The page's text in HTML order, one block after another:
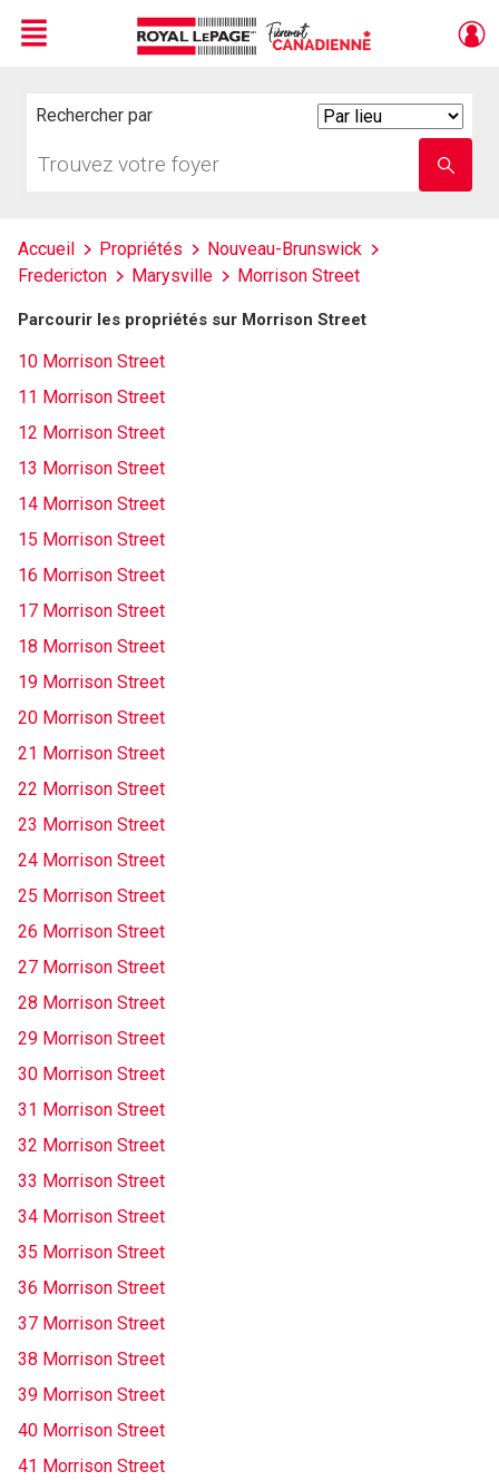
Menu
Rechercher par
votre
nom
Accueil Propriétés
Nouveau-Brunswick
Fredericton
Marysville Morrison Street
Parcourir les propriétés sur Morrison Street
10 Morrison Street
11 Morrison Street
12 Morrison Street
13 Morrison Street
14 Morrison Street
15 Morrison Street
16 Morrison Street
17 Morrison Street
18 Morrison Street
19 Morrison Street
20 Morrison Street
21 Morrison Street
22 Morrison Street
23 Morrison Street
24 Morrison Street
25 Morrison Street
26 Morrison Street
27 Morrison Street
28 Morrison Street
29 Morrison Street
30 Morrison Street
31 Morrison Street
32 Morrison Street
33 Morrison Street
34 Morrison Street
35 Morrison Street
36 Morrison Street
37 Morrison Street
38 Morrison Street
39 Morrison Street
40 Morrison Street
41 Morrison Street